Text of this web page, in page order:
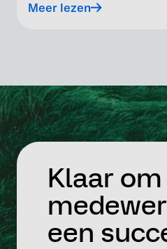
Meer lezen
Klaar
een